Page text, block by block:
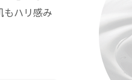
もハリ感み